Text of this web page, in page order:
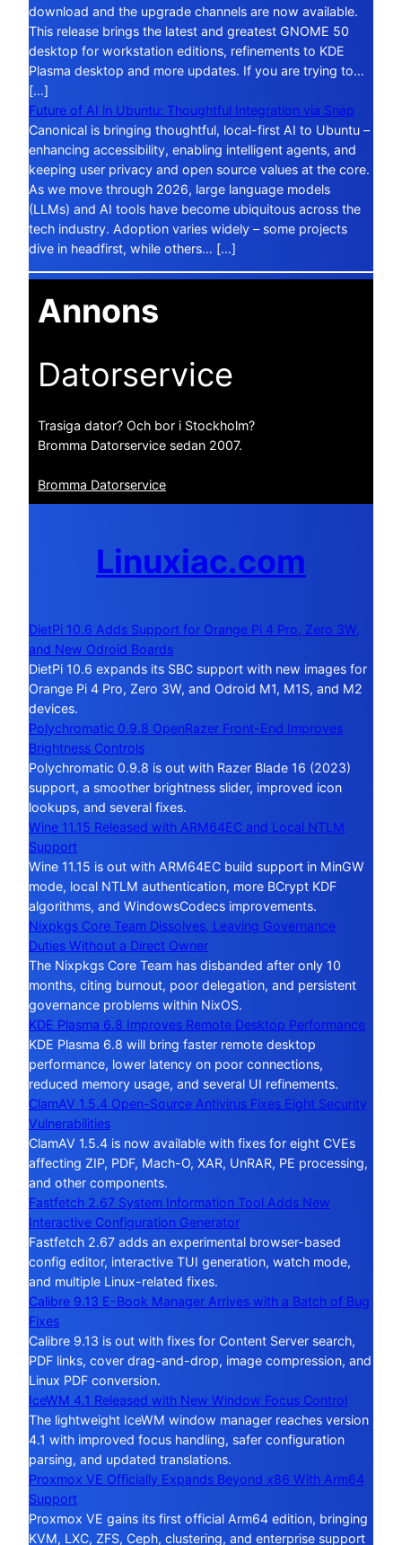
download and the upgrade channels are now available.
This release brings the latest and greatest GNOME 50
desktop for workstation editions, refinements to KDE
Plasma desktop and more updates. If you are trying to…
[…]
Future of AI in Ubuntu: Thoughtful Integration via Snap
Canonical is bringing thoughtful, local-first AI to Ubuntu –
enhancing accessibility, enabling intelligent agents, and
keeping user privacy and open source values at the core.
As we move through 2026, large language models
(LLMs) and AI tools have become ubiquitous across the
tech industry. Adoption varies widely – some projects
dive in headfirst, while others… […]
Annons
Datorservice
Trasiga dator? Och bor i Stockholm?
Bromma Datorservice sedan 2007.
Bromma Datorservice
Linuxiac.com
DietPi 10.6 Adds Support for Orange Pi 4 Pro, Zero 3W,
and New Odroid Boards
DietPi 10.6 expands its SBC support with new images for
Orange Pi 4 Pro, Zero 3W, and Odroid M1, M1S, and M2
devices.
Polychromatic 0.9.8 OpenRazer Front-End Improves
Brightness Controls
Polychromatic 0.9.8 is out with Razer Blade 16 (2023)
support, a smoother brightness slider, improved icon
lookups, and several fixes.
Wine 11.15 Released with ARM64EC and Local NTLM
Support
Wine 11.15 is out with ARM64EC build support in MinGW
mode, local NTLM authentication, more BCrypt KDF
algorithms, and WindowsCodecs improvements.
Nixpkgs Core Team Dissolves, Leaving Governance
Duties Without a Direct Owner
The Nixpkgs Core Team has disbanded after only 10
months, citing burnout, poor delegation, and persistent
governance problems within NixOS.
KDE Plasma 6.8 Improves Remote Desktop Performance
KDE Plasma 6.8 will bring faster remote desktop
performance, lower latency on poor connections,
reduced memory usage, and several UI refinements.
ClamAV 1.5.4 Open-Source Antivirus Fixes Eight Security
Vulnerabilities
ClamAV 1.5.4 is now available with fixes for eight CVEs
affecting ZIP, PDF, Mach-O, XAR, UnRAR, PE processing,
and other components.
Fastfetch 2.67 System Information Tool Adds New
Interactive Configuration Generator
Fastfetch 2.67 adds an experimental browser-based
config editor, interactive TUI generation, watch mode,
and multiple Linux-related fixes.
Calibre 9.13 E-Book Manager Arrives with a Batch of Bug
Fixes
Calibre 9.13 is out with fixes for Content Server search,
PDF links, cover drag-and-drop, image compression, and
Linux PDF conversion.
IceWM 4.1 Released with New Window Focus Control
The lightweight IceWM window manager reaches version
4.1 with improved focus handling, safer configuration
parsing, and updated translations.
Proxmox VE Officially Expands Beyond x86 With Arm64
Support
Proxmox VE gains its first official Arm64 edition, bringing
KVM, LXC, ZFS, Ceph, clustering, and enterprise support